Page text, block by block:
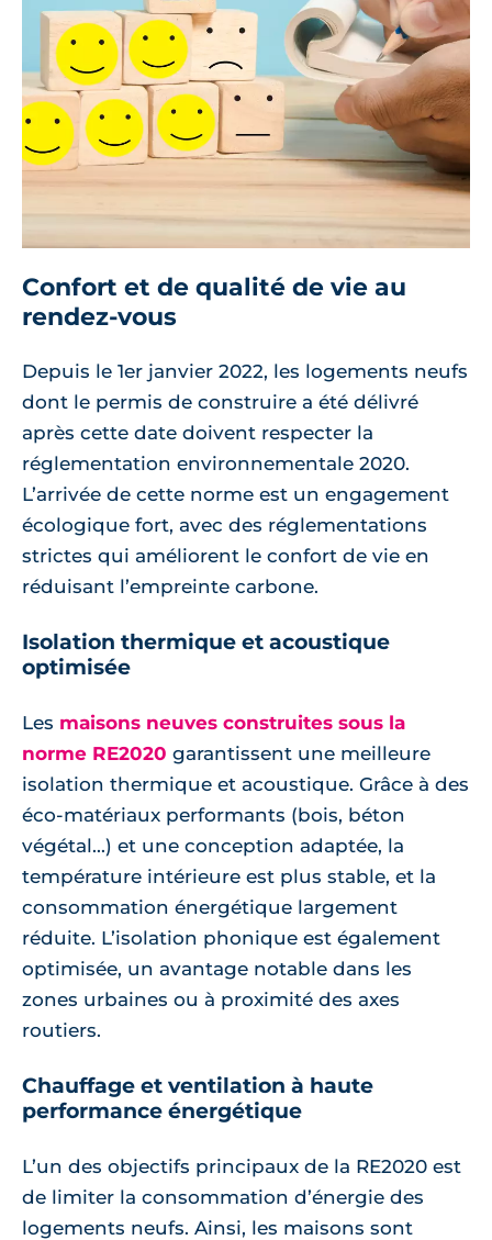
Confort et de qualité de vie au
rendez-vous
Depuis le 1er janvier 2022, les logements neufs
dont le permis de construire a été délivré
après cette date doivent respecter la
réglementation environnementale 2020.
L’arrivée de cette norme est un engagement
écologique fort, avec des réglementations
strictes qui améliorent le confort de vie en
réduisant l’empreinte carbone.
Isolation thermique et acoustique
optimisée
Les maisons neuves construites sous la
norme RE2020 garantissent une meilleure
isolation thermique et acoustique. Grâce à des
éco-matériaux performants (bois, béton
végétal...) et une conception adaptée, la
température intérieure est plus stable, et la
consommation énergétique largement
réduite. L’isolation phonique est également
optimisée, un avantage notable dans les
zones urbaines ou à proximité des axes
routiers.
Chauffage et ventilation à haute
performance énergétique
L’un des objectifs principaux de la RE2020 est
de limiter la consommation d’énergie des
logements neufs. Ainsi, les maisons sont